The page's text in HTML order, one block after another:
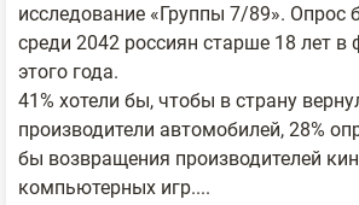
исследование «Группы 7/89». Опрос
среди 2042 россиян старше 18 лет в
этого года.
41% хотели бы, чтобы в страну
производители автомобилей, 28%
бы возвращения производителей
компьютерных игр....